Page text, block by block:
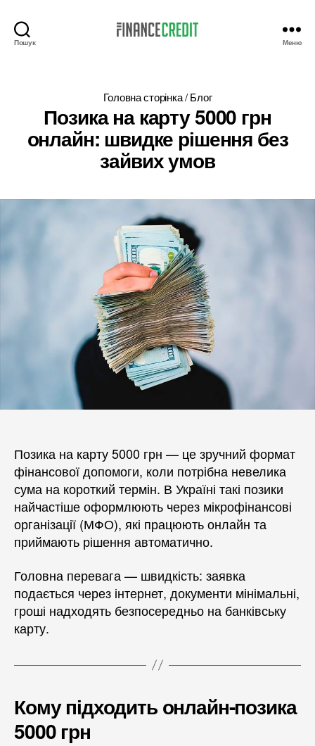
Пошук Меню
Головна сторінка/Блог
Позика на карту 5000 грн
онлайн: швидке рішення без
зайвих умов
Позика на карту 5000 грн — це зручний формат
фінансової допомоги, коли потрібна невелика
сума на короткий термін. В Україні такі позики
найчастіше оформлюють через мікрофінансові
організації (МФО), які працюють онлайн та
приймають рішення автоматично.
Головна перевага — швидкість: заявка
подається через інтернет, документи мінімальні,
гроші надходять безпосередньо на банківську
карту.
Кому підходить онлайн-позика
5000 грн